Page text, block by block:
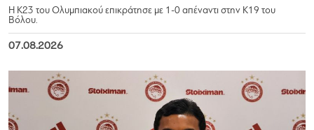
Η Κ23 του Ολυμπιακού επικράτησε με 1-0 απέναντι στην Κ19 του
Βόλου.
07.08.2026